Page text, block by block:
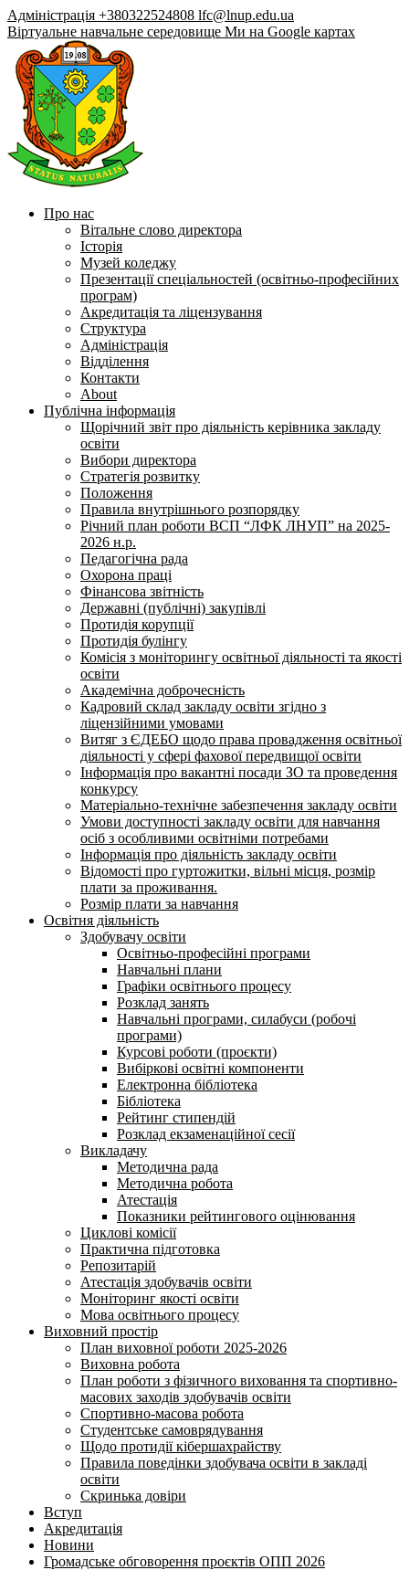
Адміністрація +380322524808 lfc@lnup.edu.ua
Віртуальне навчальне середовище Ми на Google картах
Про нас
Вітальне слово директора
Історія
Музей коледжу
Презентації спеціальностей (освітньо-професійних
програм)
Акредитація та ліцензування
Структура
Адміністрація
Відділення
Контакти
About
Публічна інформація
Щорічний звіт про діяльність керівника закладу
освіти
Вибори директора
Стратегія розвитку
Положення
Правила внутрішнього розпорядку
Річний план роботи ВСП “ЛФК ЛНУП” на 2025-
2026 н.р.
Педагогічна рада
Охорона праці
Фінансова звітність
Державні (публічні) закупівлі
Протидія корупції
Протидія булінгу
Комісія з моніторингу освітньої діяльності та якості
освіти
Академічна доброчесність
Кадровий склад закладу освіти згідно з
ліцензійними умовами
Витяг з ЄДЕБО щодо права провадження освітньої
діяльності у сфері фахової передвищої освіти
Інформація про вакантні посади ЗО та проведення
конкурсу
Матеріально-технічне забезпечення закладу освіти
Умови доступності закладу освіти для навчання
осіб з особливими освітніми потребами
Інформація про діяльність закладу освіти
Відомості про гуртожитки, вільні місця, розмір
плати за проживання.
Розмір плати за навчання
Освітня діяльність
Здобувачу освіти
Освітньо-професійні програми
Навчальні плани
Графіки освітнього процесу
Розклад занять
Навчальні програми, силабуси (робочі
програми)
Курсові роботи (проєкти)
Вибіркові освітні компоненти
Електронна бібліотека
Бібліотека
Рейтинг стипендій
Розклад екзаменаційної сесії
Викладачу
Методична рада
Методична робота
Атестація
Показники рейтингового оцінювання
Циклові комісії
Практична підготовка
Репозитарій
Атестація здобувачів освіти
Моніторинг якості освіти
Мова освітнього процесу
Виховний простір
План виховної роботи 2025-2026
Виховна робота
План роботи з фізичного виховання та спортивно-
масових заходів здобувачів освіти
Спортивно-масова робота
Студентське самоврядування
Щодо протидії кібершахрайству
Правила поведінки здобувача освіти в закладі
освіти
Скринька довіри
Вступ
Акредитація
Новини
Громадське обговорення проєктів ОПП 2026